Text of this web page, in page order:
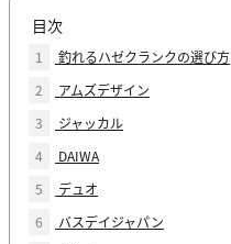
目次
1
釣れるハゼクランクの選び方
2
アムズデザイン
3
ジャッカル
4
DAIWA
5
デュオ
6
バスデイジャパン